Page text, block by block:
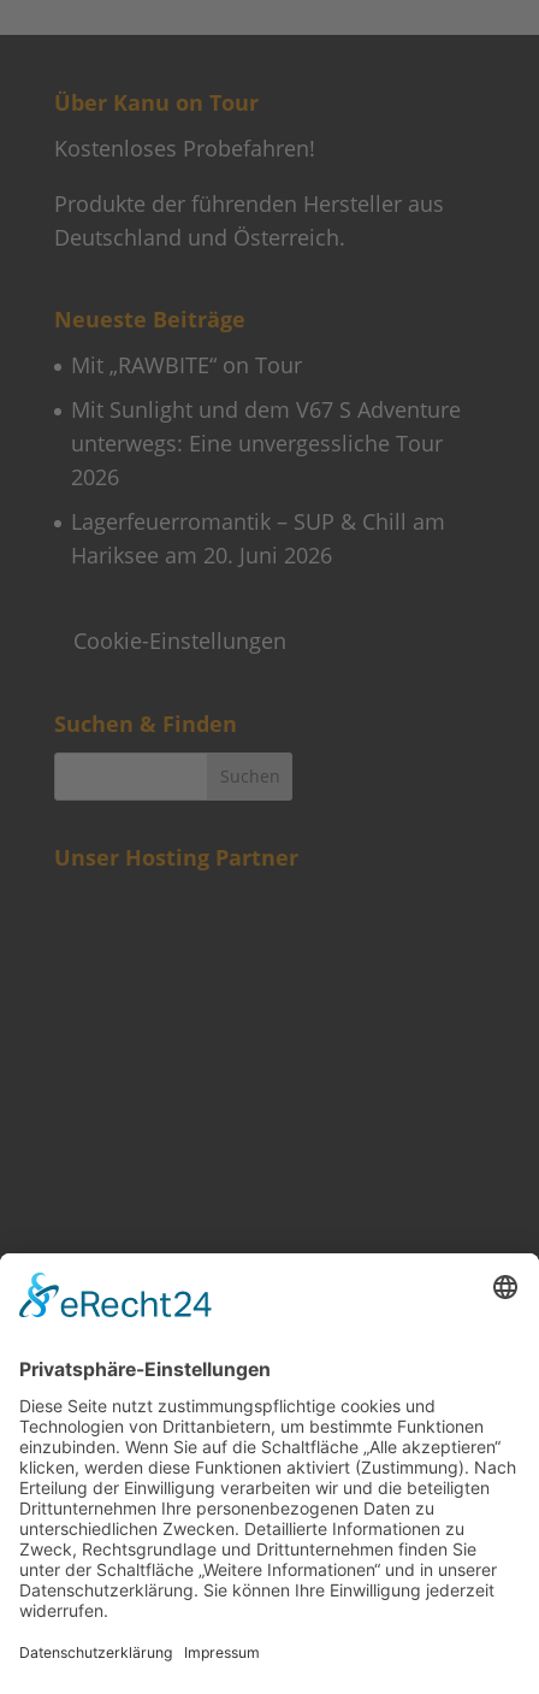
Über Kanu on Tour
Kostenloses Probefahren!
Produkte der führenden Hersteller aus
Deutschland und Österreich.
Neueste Beiträge
Mit „RAWBITE“ on Tour
Mit Sunlight und dem V67 S Adventure
unterwegs: Eine unvergessliche Tour
2026
Lagerfeuerromantik – SUP & Chill am
Hariksee am 20. Juni 2026
Cookie-Einstellungen
Suchen & Finden
Unser Hosting Partner
Weitere Informationen
Kontakt
Newsletter
FAQ
Schlagworte
Datenschutz
Impressum